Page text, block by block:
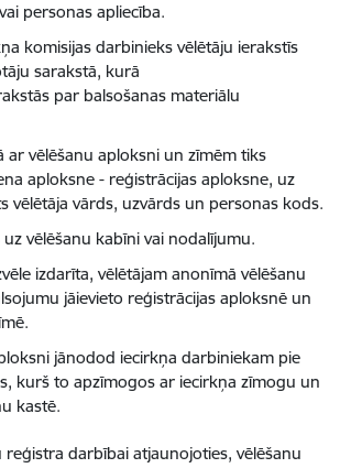
personas apliecība.
komisijas darbinieks vēlētāju ierakstīs
sarakstā, kurā
par balsošanas materiālu
ar vēlēšanu aploksni un zīmēm tiks
aploksne - reģistrācijas aploksne, uz
vēlētāja vārds, uzvārds un personas kods.
vēlēšanu kabīni vai nodalījumu.
izdarīta, vēlētājam anonīmā vēlēšanu
jāievieto reģistrācijas aploksnē un
jānodod iecirkņa darbiniekam pie
kurš to apzīmogos ar iecirkņa zīmogu un
kastē.
reģistra darbībai atjaunojoties, vēlēšanu